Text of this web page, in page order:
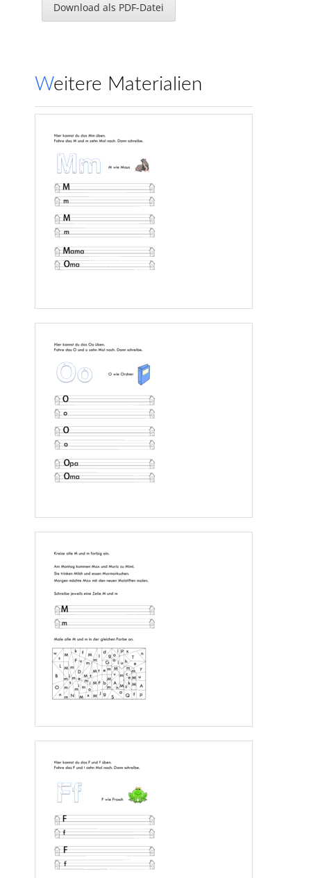
Download als PDF-Datei
Weitere Materialien